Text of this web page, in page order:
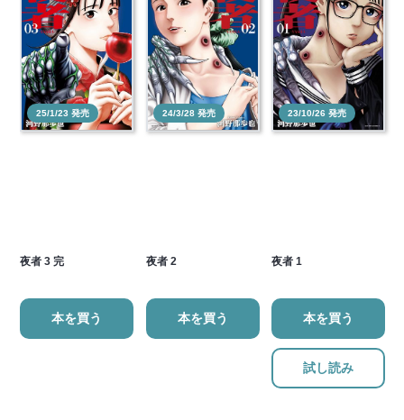
25/1/23 発売
夜者 3 完
本を買う
24/3/28 発売
夜者 2
本を買う
23/10/26 発売
夜者 1
本を買う
試し読み